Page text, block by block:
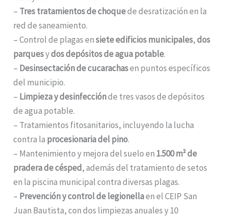
– Tres tratamientos de choquede desratización en la
red de saneamiento.
– Control de plagas ensiete edificios municipales,dos
parquesydos depósitos de agua potable.
– Desinsectación de cucarachasen puntos específicos
del municipio.
– Limpieza y desinfecciónde tres vasos de depósitos
de agua potable.
– Tratamientos fitosanitarios, incluyendo la lucha
contra la procesionaria del pino.
– Mantenimiento y mejora del suelo en 1.500 m² de
pradera de césped, además del tratamiento de setos
en la piscina municipal contra diversas plagas.
– Prevención y control de legionellaen el CEIP San
Juan Bautista, con dos limpiezas anuales y 10